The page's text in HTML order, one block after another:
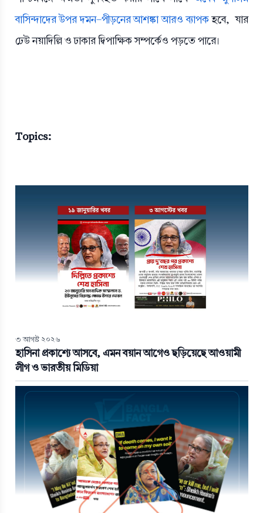
বাসিন্দাদের উপর দমন-পীড়নের আশঙ্কা আরও ব্যাপকহবে, যার
ঢেউ নয়াদিল্লি ও ঢাকার দ্বিপাক্ষিক সম্পর্কেও পড়তে পারে।
Topics:
৩ আগস্ট ২০২৬
হাসিনা প্রকাশ্যে আসবে, এমন বয়ান আগেও ছড়িয়েছে আওয়ামী
লীগ ও ভারতীয় মিডিয়া